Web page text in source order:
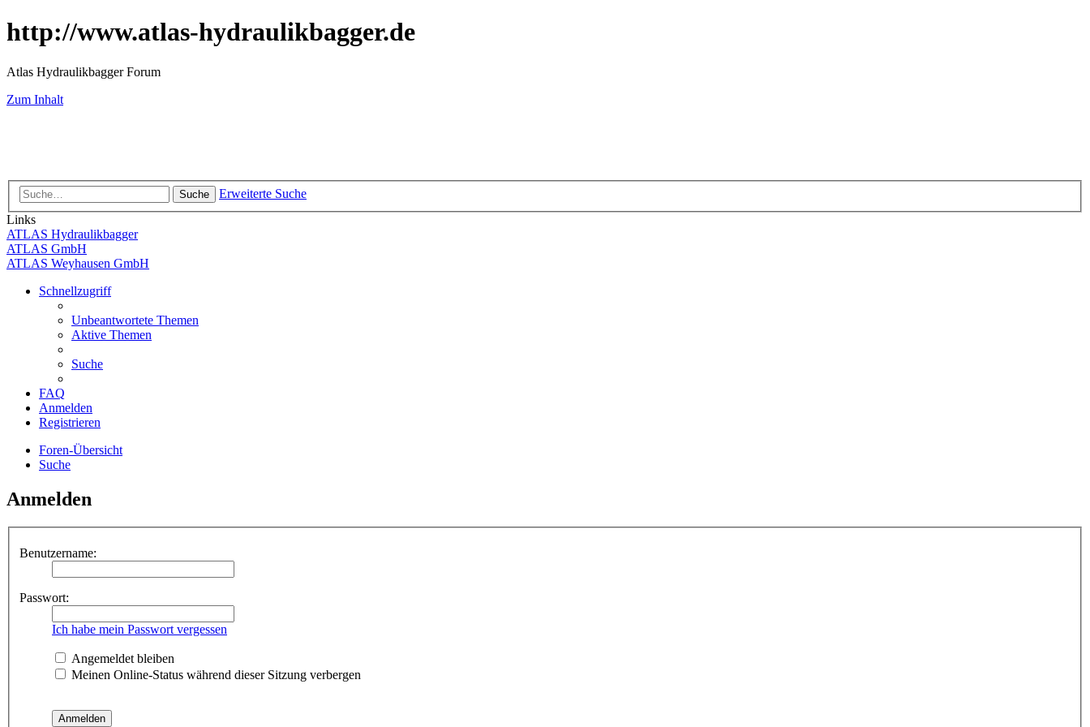
http://www.atlas-hydraulikbagger.de
Atlas Hydraulikbagger Forum
Zum Inhalt
Suche
Erweiterte Suche
Links
ATLAS Hydraulikbagger
ATLAS GmbH
ATLAS Weyhausen GmbH
Schnellzugriff
Unbeantwortete Themen
Aktive Themen
Suche
FAQ
Anmelden
Registrieren
Foren-Übersicht
Suche
Anmelden
Benutzername:
Passwort:
Ich habe mein Passwort vergessen
Angemeldet bleiben
Meinen Online-Status während dieser Sitzung verbergen